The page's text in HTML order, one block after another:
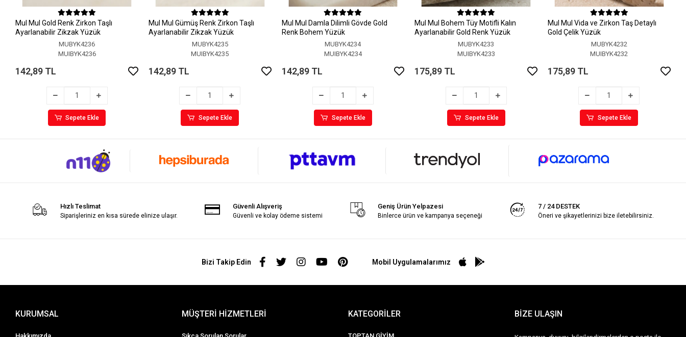
MuI MuI Gold Renk Zirkon Taşlı
Ayarlanabilir Zikzak Yüzük
MUBYK4236
MUIBYK4236
142,89 TL
Sepete Ekle
MuI MuI Gümüş Renk Zirkon Taşlı
Ayarlanabilir Zikzak Yüzük
MUBYK4235
MUIBYK4235
142,89 TL
Sepete Ekle
MuI MuI Damla Dilimli Gövde Gold
Renk Bohem Yüzük
MUBYK4234
MUIBYK4234
142,89 TL
Sepete Ekle
MuI MuI Bohem Tüy Motifli Kalın
Ayarlanabilir Gold Renk Yüzük
MUBYK4233
MUIBYK4233
175,89 TL
Sepete Ekle
MuI MuI Vida ve Zirkon Taş Detaylı
Gold Çelik Yüzük
MUBYK4232
MUIBYK4232
175,89 TL
Sepete Ekle
Hızlı Teslimat
Siparişleriniz en kısa sürede elinize ulaşır.
Güvenli Alışveriş
Güvenli ve kolay ödeme sistemi
Geniş Ürün Yelpazesi
Binlerce ürün ve kampanya seçeneği
7 / 24 DESTEK
Öneri ve şikayetlerinizi bize iletebilirsiniz.
Bizi Takip Edin Mobil Uygulamalarımız
KURUMSAL MÜŞTERİ HİZMETLERİ KATEGORİLER BİZE ULAŞIN